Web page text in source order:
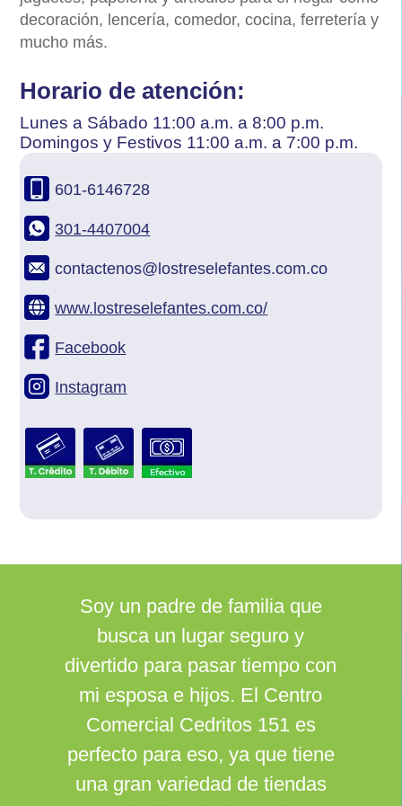
decoración, lencería, comedor, cocina, ferretería y
mucho más.
Horario de atención:
Lunes a Sábado 11:00 a.m. a 8:00 p.m.
Domingos y Festivos 11:00 a.m. a 7:00 p.m.
601-6146728
301-4407004
contactenos@lostreselefantes.com.co
www.lostreselefantes.com.co/
Facebook
Instagram
Soy un padre de familia que
busca un lugar seguro y
divertido para pasar tiempo con
mi esposa e hijos. El Centro
Comercial Cedritos 151 es
perfecto para eso, ya que tiene
una gran variedad de tiendas